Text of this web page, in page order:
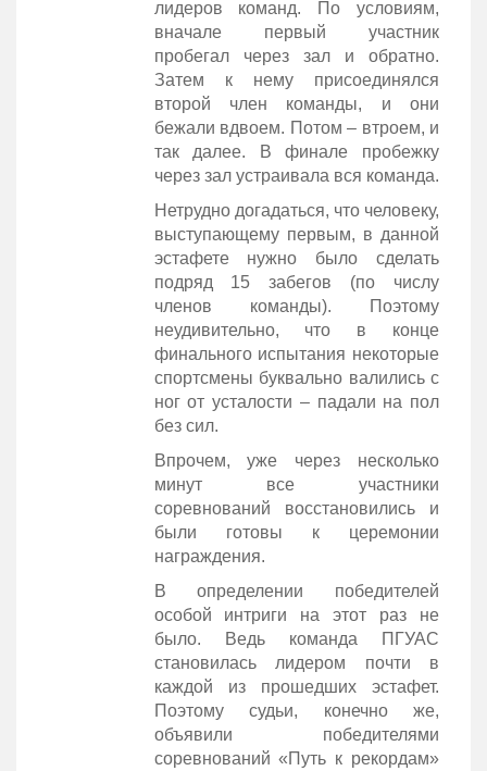
лидеров команд. По условиям,
вначале первый участник
пробегал через зал и обратно.
Затем к нему присоединялся
второй член команды, и они
бежали вдвоем. Потом – втроем, и
так далее. В финале пробежку
через зал устраивала вся команда.
Нетрудно догадаться, что человеку,
выступающему первым, в данной
эстафете нужно было сделать
подряд 15 забегов (по числу
членов команды). Поэтому
неудивительно, что в конце
финального испытания некоторые
спортсмены буквально валились с
ног от усталости – падали на пол
без сил.
Впрочем, уже через несколько
минут все участники
соревнований восстановились и
были готовы к церемонии
награждения.
В определении победителей
особой интриги на этот раз не
было. Ведь команда ПГУАС
становилась лидером почти в
каждой из прошедших эстафет.
Поэтому судьи, конечно же,
объявили победителями
соревнований «Путь к рекордам»